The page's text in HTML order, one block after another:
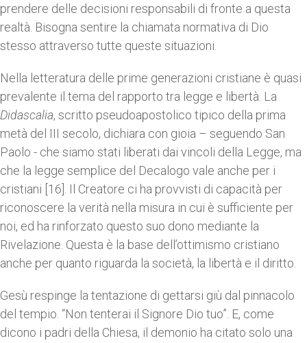
prendere delle decisioni responsabili di fronte a questa
realtà. Bisogna sentire la chiamata normativa di Dio
stesso attraverso tutte queste situazioni.
Nella letteratura delle prime generazioni cristiane è quasi
prevalente il tema del rapporto tra legge e libertà. La
Didascalia, scritto pseudoapostolico tipico della prima
metà del III secolo, dichiara con gioia – seguendo San
Paolo - che siamo stati liberati dai vincoli della Legge, ma
che la legge semplice del Decalogo vale anche per i
cristiani [16]. Il Creatore ci ha provvisti di capacità per
riconoscere la verità nella misura in cui è sufficiente per
noi, ed ha rinforzato questo suo dono mediante la
Rivelazione. Questa è la base dell’ottimismo cristiano
anche per quanto riguarda la società, la libertà e il diritto.
Gesù respinge la tentazione di gettarsi giù dal pinnacolo
del tempio. “Non tenterai il Signore Dio tuo”. E, come
dicono i padri della Chiesa, il demonio ha citato solo una